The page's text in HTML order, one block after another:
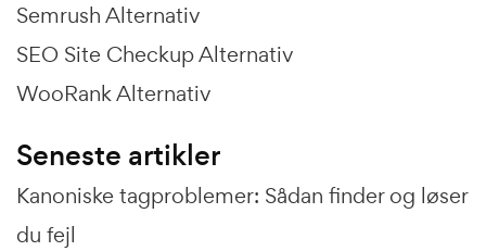
Semrush Alternativ
SEO Site Checkup Alternativ
WooRank Alternativ
Seneste artikler
Kanoniske tagproblemer: Sådan finder og løser
du fejl